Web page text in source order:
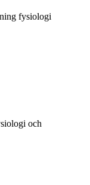
fysiologi
och